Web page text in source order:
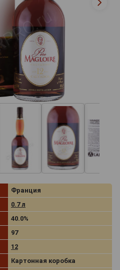
Франция
0.7 л
40.0%
97
12
Картонная коробка